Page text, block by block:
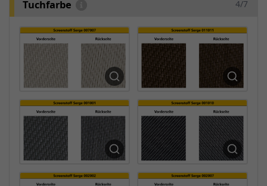
Tuchfarbe 4/7